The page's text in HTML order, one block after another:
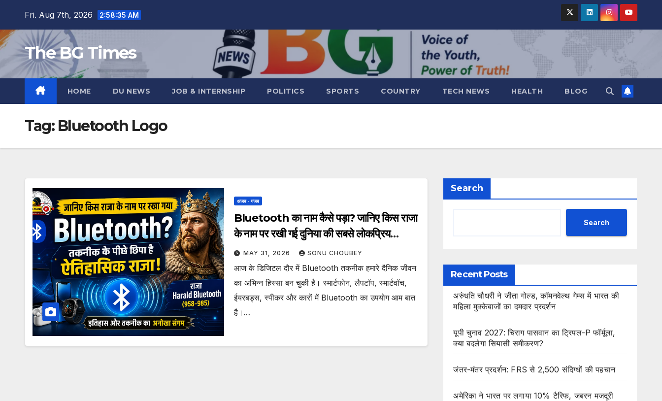
content
Fri. Aug 7th, 2026 2:58:35 AM
The BG Times
HOME DU NEWS JOB & INTERNSHIP POLITICS SPORTS COUNTRY TECH NEWS HEALTH BLOG
Tag: Bluetooth Logo
अजब - गजब
Bluetooth का नाम कैसे पड़ा? जानिए किस राजा
के नाम पर रखी गई दुनिया की सबसे लोकप्रिय
वायरलेस तकनीक
MAY 31, 2026 SONU CHOUBEY
आज के डिजिटल दौर में Bluetooth तकनीक हमारे दैनिक जीवन
का अभिन्न हिस्सा बन चुकी है। स्मार्टफोन, लैपटॉप, स्मार्टवॉच,
ईयरबड्स, स्पीकर और कारों में Bluetooth का उपयोग आम बात
है।…
Search
Search
Recent Posts
अरुंधति चौधरी ने जीता गोल्ड, कॉमनवेल्थ गेम्स में भारत की
महिला मुक्केबाजों का दमदार प्रदर्शन
यूपी चुनाव 2027: चिराग पासवान का ट्रिपल-P फॉर्मूला,
क्या बदलेगा सियासी समीकरण?
जंतर-मंतर प्रदर्शन: FRS से 2,500 संदिग्धों की पहचान
अमेरिका ने भारत पर लगाया 10% टैरिफ, जबरन मजदूरी